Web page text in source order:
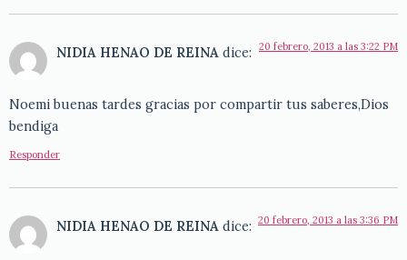
NIDIA HENAO DE REINA dice: 20 febrero, 2013 a las 3:22 PM
Noemi buenas tardes gracias por compartir tus saberes,Dios
bendiga
Responder
NIDIA HENAO DE REINA dice: 20 febrero, 2013 a las 3:36 PM